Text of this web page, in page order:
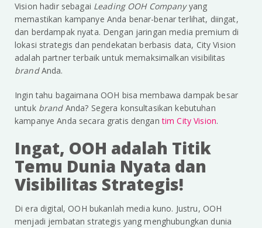
Vision hadir sebagai Leading OOH Companyyang
memastikan kampanye Anda benar-benar terlihat, diingat,
dan berdampak nyata. Dengan jaringan media premium di
lokasi strategis dan pendekatan berbasis data, City Vision
adalah partner terbaik untuk memaksimalkan visibilitas
brandAnda.
Ingin tahu bagaimana OOH bisa membawa dampak besar
untuk brand Anda? Segera konsultasikan kebutuhan
kampanye Anda secara gratis dengantim City Vision.
Ingat, OOH adalah Titik
Temu Dunia Nyata dan
Visibilitas Strategis!
Di era digital, OOH bukanlah media kuno. Justru, OOH
menjadi jembatan strategis yang menghubungkan dunia